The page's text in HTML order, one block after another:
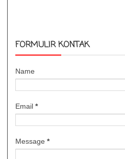
FORMULIR KONTAK
Name
Email *
Message *